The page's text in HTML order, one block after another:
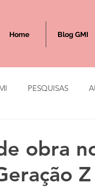
Home Blog GMI
PESQUISAS
obra